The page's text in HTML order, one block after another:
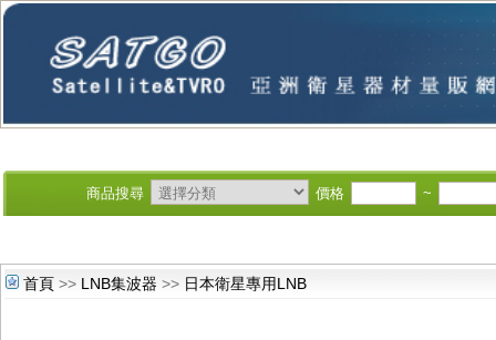
商品搜尋 價格 ~
首頁 >> LNB集波器 >> 日本衛星專用LNB